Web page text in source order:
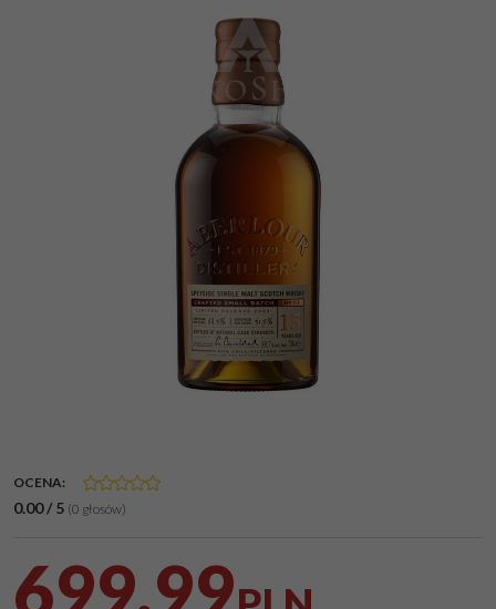
OCENA:
0.00/5 (0 głosów)
699,99